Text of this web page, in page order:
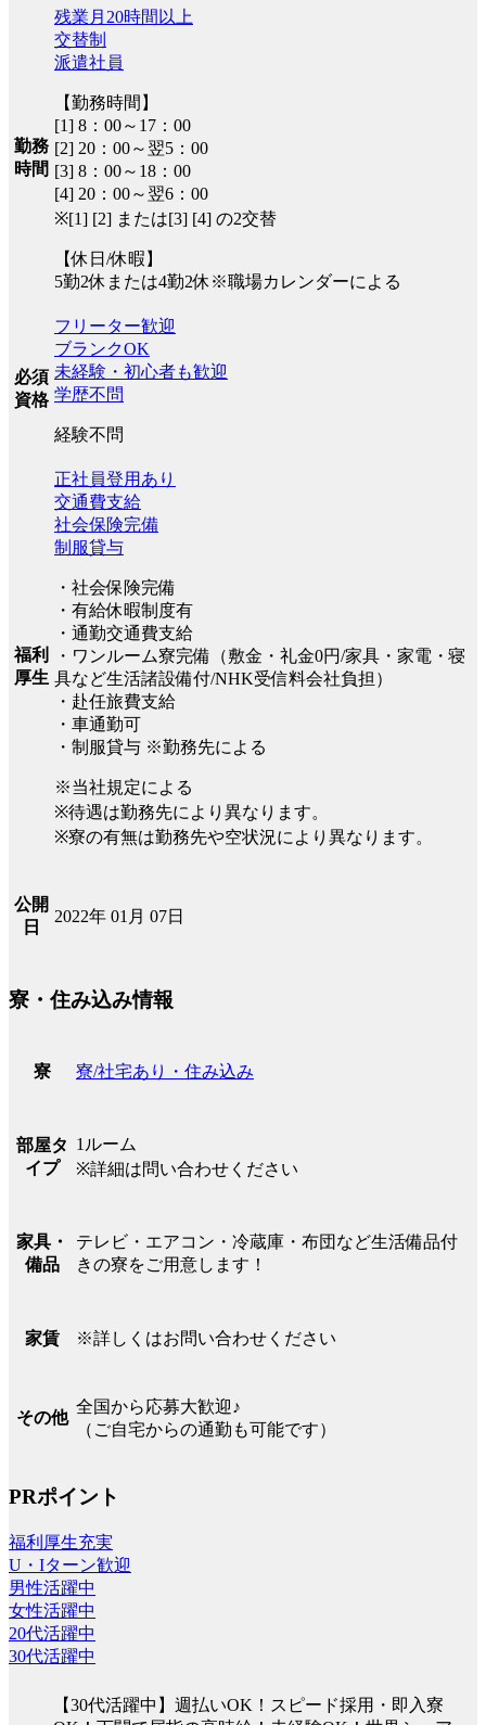
勤務
時間
残業月20時間以上
交替制
派遣社員
【勤務時間】
[1] 8：00～17：00
[2] 20：00～翌5：00
[3] 8：00～18：00
[4] 20：00～翌6：00
※[1] [2] または[3] [4] の2交替
【休日/休暇】
5勤2休または4勤2休※職場カレンダーによる
必須
資格
フリーター歓迎
ブランクOK
未経験・初心者も歓迎
学歴不問
経験不問
福利
厚生
正社員登用あり
交通費支給
社会保険完備
制服貸与
・社会保険完備
・有給休暇制度有
・通勤交通費支給
・ワンルーム寮完備（敷金・礼金0円/家具・家電・寝
具など生活諸設備付/NHK受信料会社負担）
・赴任旅費支給
・車通勤可
・制服貸与 ※勤務先による
※当社規定による
※待遇は勤務先により異なります。
※寮の有無は勤務先や空状況により異なります。
公開
日
2022年 01月 07日
寮・住み込み情報
寮 寮/社宅あり・住み込み
部屋タ
イプ
1ルーム
※詳細は問い合わせください
家具・
備品
テレビ・エアコン・冷蔵庫・布団など生活備品付
きの寮をご用意します！
家賃 ※詳しくはお問い合わせください
その他
全国から応募大歓迎♪
（ご自宅からの通勤も可能です）
PRポイント
福利厚生充実
U・Iターン歓迎
男性活躍中
女性活躍中
20代活躍中
30代活躍中
【30代活躍中】週払いOK！スピード採用・即入寮